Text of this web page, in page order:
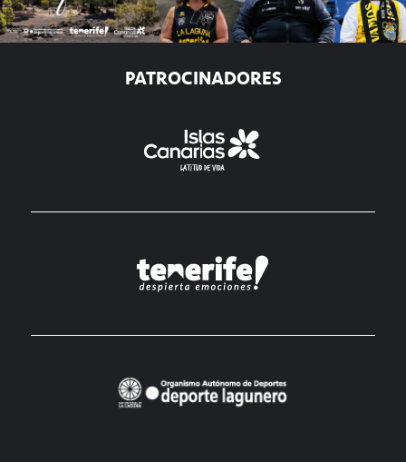
PATROCINADORES